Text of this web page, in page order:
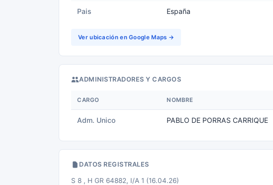
Pais España
Ver ubicación en Google Maps →
ADMINISTRADORES Y CARGOS
CARGO NOMBRE
Adm. Unico PABLO DE PORRAS CARRIQUE
DATOS REGISTRALES
S 8 , H GR 64882, I/A 1 (16.04.26)